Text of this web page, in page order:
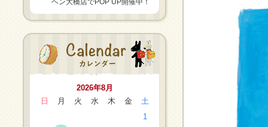
ヘン大橋店でPOP UP開催中！
2026年8月
日
月 火 水 木 金
土
1